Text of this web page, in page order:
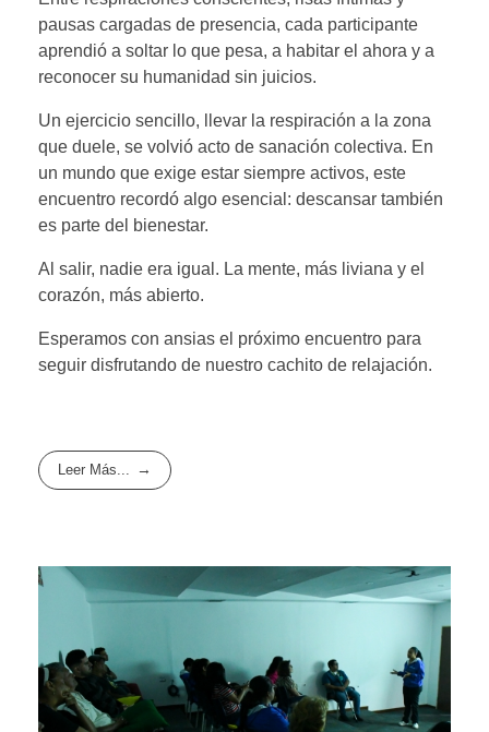
pausas cargadas de presencia, cada participante
aprendió a soltar lo que pesa, a habitar el ahora y a
reconocer su humanidad sin juicios.
Un ejercicio sencillo, llevar la respiración a la zona
que duele, se volvió acto de sanación colectiva. En
un mundo que exige estar siempre activos, este
encuentro recordó algo esencial: descansar también
es parte del bienestar.
Al salir, nadie era igual. La mente, más liviana y el
corazón, más abierto.
Esperamos con ansias el próximo encuentro para
seguir disfrutando de nuestro cachito de relajación.
Leer Más...